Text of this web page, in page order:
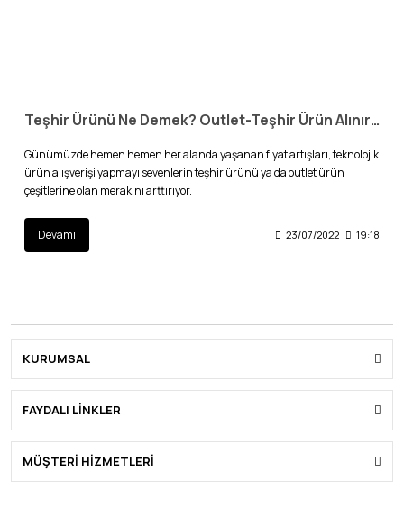
Teşhir Ürünü Ne Demek? Outlet-Teşhir Ürün Alınır mı?
Günümüzde hemen hemen her alanda yaşanan fiyat artışları, teknolojik
ürün alışverişi yapmayı sevenlerin teşhir ürünü ya da outlet ürün
çeşitlerine olan merakını arttırıyor.
Devamı 23/07/2022 19:18
KURUMSAL
FAYDALI LİNKLER
MÜŞTERİ HİZMETLERİ